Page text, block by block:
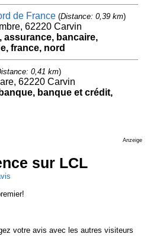
de France(Distance: 0,39 km)
62220 Carvin
assurance, bancaire,
france, nord
0,41 km)
62220 Carvin
banque et crédit,
Anzeige
sur LCL
votre avis avec les autres visiteurs